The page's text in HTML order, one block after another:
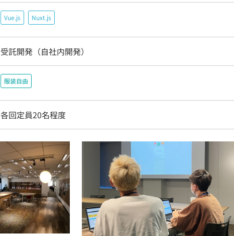
Vue.js Nuxt.js
受託開発（自社内開発）
服装自由
各回定員20名程度